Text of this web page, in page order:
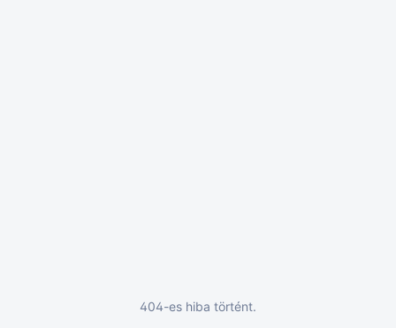
404-es hiba történt.